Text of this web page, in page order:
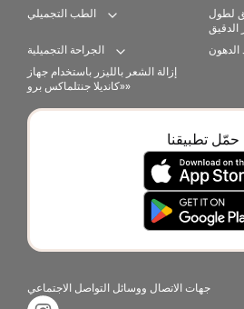
الطب التجميلي
Expand category
لطول
الدقيق
الجراحة التجميلية
Expand
الدهون
إزالة الشعر بالليزر باستخدام جهاز
«كانديلا جنتلماكس برو»
جهات الاتصال ووسائل التواصل الاجتماعي
حمّل تطبيقنا